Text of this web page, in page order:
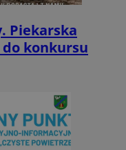
Piekarska
konkursu